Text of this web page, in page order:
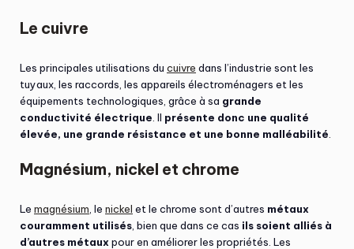
Le cuivre
Les principales utilisations du cuivre dans l’industrie sont les
tuyaux, les raccords, les appareils électroménagers et les
équipements technologiques, grâce à sa grande
conductivité électrique . Il présente donc une qualité
élevée, une grande résistance et une bonne malléabilité
Magnésium, nickel et chrome
Le magnésium , le nickel et le chrome sont d’autres métaux
couramment utilisés , bien que dans ce cas ils soient alliés à
d’autres métauxpour en améliorer les propriétés. Les